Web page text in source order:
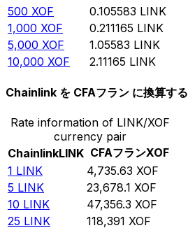
500 XOF 0.105583 LINK
1,000 XOF 0.211165 LINK
5,000 XOF 1.05583 LINK
10,000 XOF 2.11165 LINK
Chainlink を CFAフラン に換算する
Rate information of LINK/XOF
currency pair
ChainlinkLINK CFAフランXOF
1 LINK 4,735.63 XOF
5 LINK 23,678.1 XOF
10 LINK 47,356.3 XOF
25 LINK 118,391 XOF